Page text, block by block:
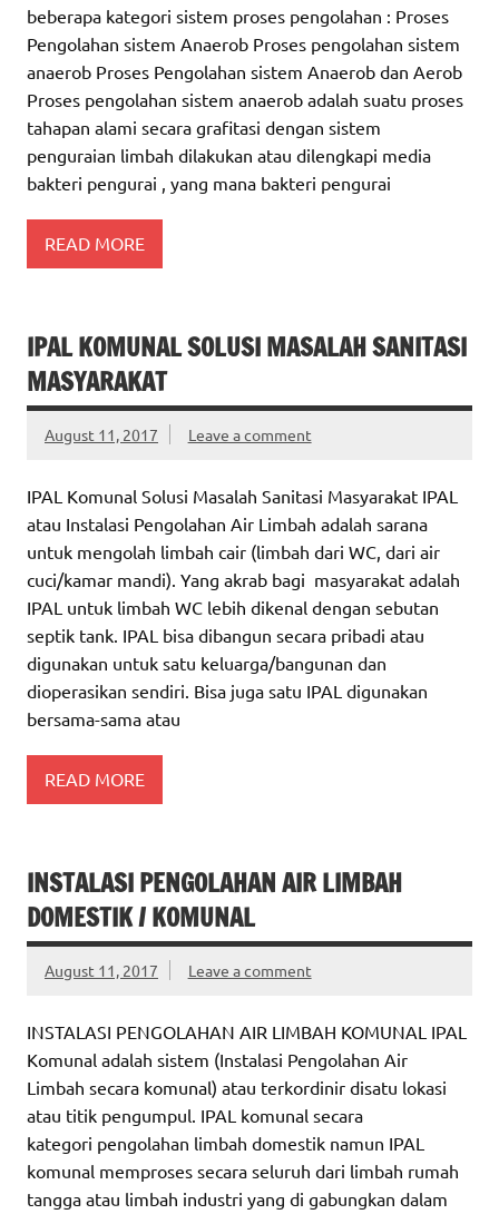
beberapa kategori sistem proses pengolahan : Proses
Pengolahan sistem Anaerob Proses pengolahan sistem
anaerob Proses Pengolahan sistem Anaerob dan Aerob
Proses pengolahan sistem anaerob adalah suatu proses
tahapan alami secara grafitasi dengan sistem
penguraian limbah dilakukan atau dilengkapi media
bakteri pengurai , yang mana bakteri pengurai
READ MORE
IPAL KOMUNAL SOLUSI MASALAH SANITASI
MASYARAKAT
August 11, 2017 Leave a comment
IPAL Komunal Solusi Masalah Sanitasi Masyarakat IPAL
atau Instalasi Pengolahan Air Limbah adalah sarana
untuk mengolah limbah cair (limbah dari WC, dari air
cuci/kamar mandi). Yang akrab bagi masyarakat adalah
IPAL untuk limbah WC lebih dikenal dengan sebutan
septik tank. IPAL bisa dibangun secara pribadi atau
digunakan untuk satu keluarga/bangunan dan
dioperasikan sendiri. Bisa juga satu IPAL digunakan
bersama-sama atau
READ MORE
INSTALASI PENGOLAHAN AIR LIMBAH
DOMESTIK / KOMUNAL
August 11, 2017 Leave a comment
INSTALASI PENGOLAHAN AIR LIMBAH KOMUNAL IPAL
Komunal adalah sistem (Instalasi Pengolahan Air
Limbah secara komunal) atau terkordinir disatu lokasi
atau titik pengumpul. IPAL komunal secara
kategori pengolahan limbah domestik namun IPAL
komunal memproses secara seluruh dari limbah rumah
tangga atau limbah industri yang di gabungkan dalam